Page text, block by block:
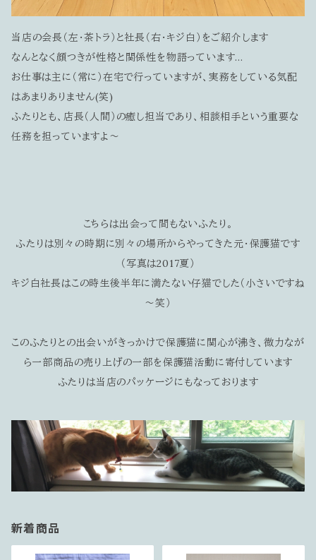
当店の会長（左・茶トラ）と社長（右・キジ白）をご紹介します
なんとなく顔つきが性格と関係性を物語っています…
お仕事は主に（常に）在宅で行っていますが、実務をしている気配
はあまりありません(笑)
ふたりとも、店長（人間）の癒し担当であり、相談相手という重要な
任務を担っていますよ～
こちらは出会って間もないふたり。
ふたりは別々の時期に別々の場所からやってきた元・保護猫です
（写真は2017夏）
キジ白社長はこの時生後半年に満たない仔猫でした（小さいですね
～笑）
このふたりとの出会いがきっかけで保護猫に関心が沸き、微力なが
ら一部商品の売り上げの一部を保護猫活動に寄付しています
ふたりは当店のパッケージにもなっております
新着商品